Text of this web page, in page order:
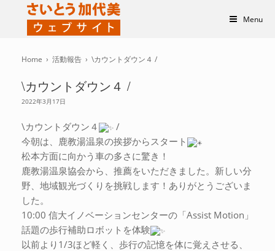
Menu
Home › 活動報告 › \カウントダウン４ /
\カウントダウン４ /
2022年3月17日
\カウントダウン４
/
今朝は、鹿教湯温泉の挨拶からスタート
松本方面に向かう車の多さに驚き！
鹿教湯温泉協会から、推薦をいただきました。新しい分
野、地域観光づくりを挑戦します！ありがとうございま
した。
10:00 信大イノベーションセンターの「Assist Motion」
話題の歩行補助ロボットを体験
以前より1/3ほど軽く、歩行の記憶を体に覚えさせる、